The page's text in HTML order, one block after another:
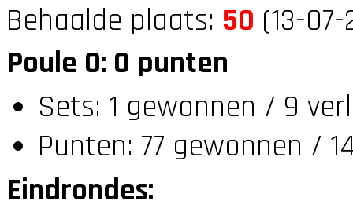
Behaalde plaats: 50 (13-
Poule O: 0 punten
Sets: 1 gewonnen / 9
Punten: 77 gewonnen /
Eindrondes: